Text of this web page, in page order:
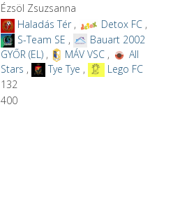
Ézsöl Zsuzsanna
Haladás Tér, Detox FC ,
S-Team SE ,
Bauart 2002
GYŐR (EL), MÁV VSC,
All
Stars , Tye Tye ,
Lego FC
132
400